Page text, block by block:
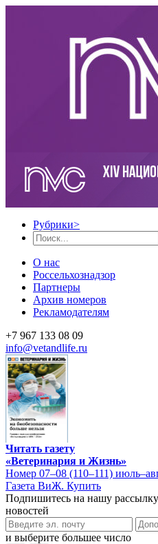
Рубрики>
О нас
Россельхознадзор
Партнеры
Архив номеров
Рекламодателям
+7 967 133 08 09
info@vetandlife.ru
Читать газету
«Ветеринария и Жизнь»
Номер 07–08 (110–111)
Газета ВиЖ. Купить
Подпишитесь на нашу рассылку
новостей
и выберите большее число